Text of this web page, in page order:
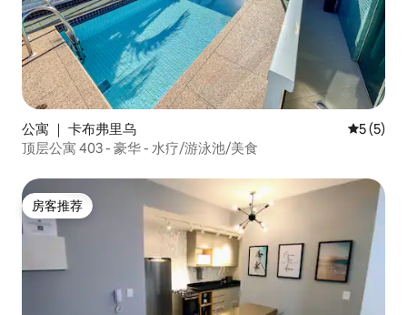
公寓 ｜ 卡布弗里乌 平均评分
5 (5)
顶层公寓 403 - 豪华 - 水疗/游泳池/美食
房客推荐
房客推荐